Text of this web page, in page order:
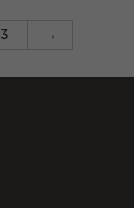
3 →